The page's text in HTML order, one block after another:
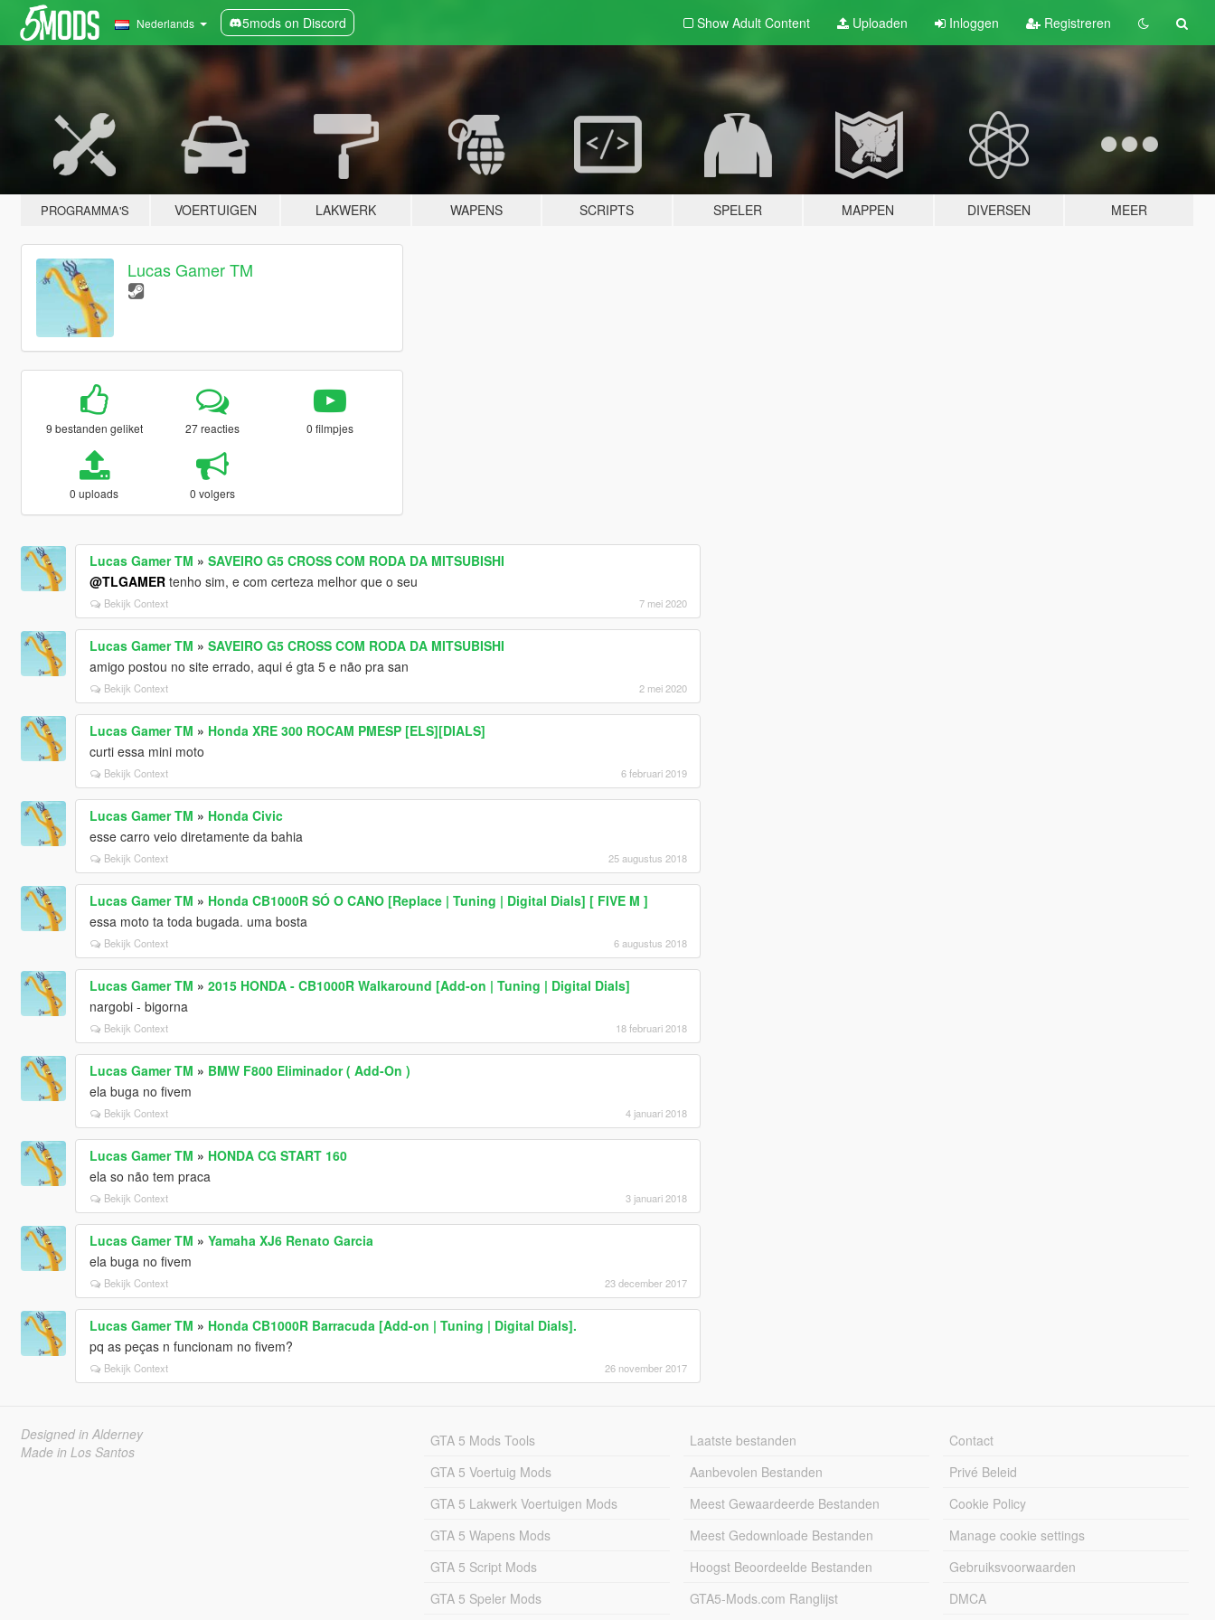
Nederlands 5mods on Discord Show Adult Content Uploaden Inloggen Registreren
PROGRAMMA'S VOERTUIGEN LAKWERK WAPENS SCRIPTS SPELER MAPPEN DIVERSEN MEER
Lucas Gamer TM
9 bestanden geliket 27 reacties 0 filmpjes
0 uploads 0 volgers
Lucas Gamer TM » SAVEIRO G5 CROSS COM RODA DA MITSUBISHI
@TLGAMERtenho sim, e com certeza melhor que o seu
Bekijk Context 7 mei 2020
Lucas Gamer TM » SAVEIRO G5 CROSS COM RODA DA MITSUBISHI
amigo postou no site errado, aqui é gta 5 e não pra san
Bekijk Context 2 mei 2020
Lucas Gamer TM » Honda XRE 300 ROCAM PMESP [ELS][DIALS]
curti essa mini moto
Bekijk Context 6 februari 2019
Lucas Gamer TM » Honda Civic
esse carro veio diretamente da bahia
Bekijk Context 25 augustus 2018
Lucas Gamer TM » Honda CB1000R SÓ O CANO [Replace | Tuning | Digital Dials] [ FIVE M ]
essa moto ta toda bugada. uma bosta
Bekijk Context 6 augustus 2018
Lucas Gamer TM » 2015 HONDA - CB1000R Walkaround [Add-on | Tuning | Digital Dials]
nargobi - bigorna
Bekijk Context 18 februari 2018
Lucas Gamer TM » BMW F800 Eliminador ( Add-On )
ela buga no fivem
Bekijk Context 4 januari 2018
Lucas Gamer TM » HONDA CG START 160
ela so não tem praca
Bekijk Context 3 januari 2018
Lucas Gamer TM » Yamaha XJ6 Renato Garcia
ela buga no fivem
Bekijk Context 23 december 2017
Lucas Gamer TM » Honda CB1000R Barracuda [Add-on | Tuning | Digital Dials].
pq as peças n funcionam no fivem?
Bekijk Context 26 november 2017
Designed in Alderney
Made in Los Santos
GTA 5 Mods Tools
GTA 5 Voertuig Mods
GTA 5 Lakwerk Voertuigen Mods
GTA 5 Wapens Mods
GTA 5 Script Mods
GTA 5 Speler Mods
Laatste bestanden
Aanbevolen Bestanden
Meest Gewaardeerde Bestanden
Meest Gedownloade Bestanden
Hoogst Beoordeelde Bestanden
GTA5-Mods.com Ranglijst
Contact
Privé Beleid
Cookie Policy
Manage cookie settings
Gebruiksvoorwaarden
DMCA